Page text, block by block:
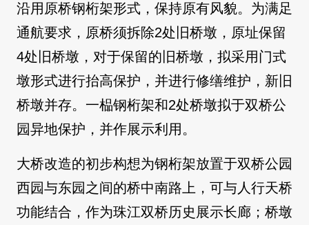
沿用原桥钢桁架形式，保持原有风貌。为满足
通航要求，原桥须拆除2处旧桥墩，原址保留
4处旧桥墩，对于保留的旧桥墩，拟采用门式
墩形式进行抬高保护，并进行修缮维护，新旧
桥墩并存。一榀钢桁架和2处桥墩拟于双桥公
园异地保护，并作展示利用。
大桥改造的初步构想为钢桁架放置于双桥公园
西园与东园之间的桥中南路上，可与人行天桥
功能结合，作为珠江双桥历史展示长廊；桥墩